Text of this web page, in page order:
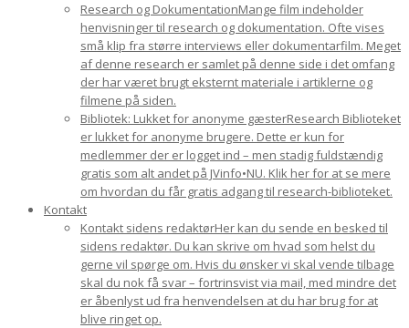
Research og DokumentationMange film indeholder
henvisninger til research og dokumentation. Ofte vises
små klip fra større interviews eller dokumentarfilm. Meget
af denne research er samlet på denne side i det omfang
der har været brugt eksternt materiale i artiklerne og
filmene på siden.
Bibliotek: Lukket for anonyme gæsterResearch Biblioteket
er lukket for anonyme brugere. Dette er kun for
medlemmer der er logget ind – men stadig fuldstændig
gratis som alt andet på JVinfo•NU. Klik her for at se mere
om hvordan du får gratis adgang til research-biblioteket.
Kontakt
Kontakt sidens redaktørHer kan du sende en besked til
sidens redaktør. Du kan skrive om hvad som helst du
gerne vil spørge om. Hvis du ønsker vi skal vende tilbage
skal du nok få svar – fortrinsvist via mail, med mindre det
er åbenlyst ud fra henvendelsen at du har brug for at
blive ringet op.